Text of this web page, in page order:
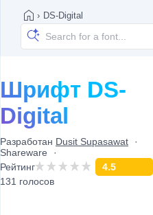
› DS-Digital
Шрифт DS-
Digital
Разработан Dusit Supasawat
Shareware
Рейтинг
4.5
131 голосов